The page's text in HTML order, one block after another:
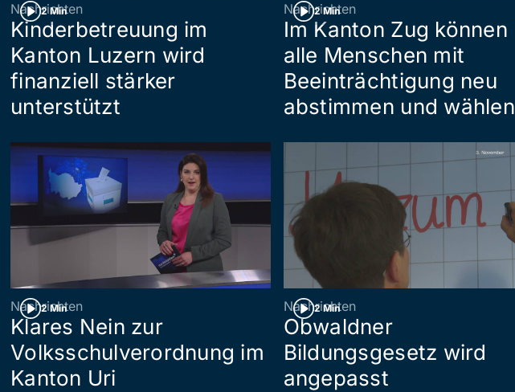
2 Min
Nachrichten
Kinderbetreuung im
Kanton Luzern wird
finanziell stärker
unterstützt
2 Min
Nachrichten
Im Kanton Zug können
alle Menschen mit
Beeinträchtigung neu
abstimmen und wählen
2 Min
Nachrichten
Klares Nein zur
Volksschulverordnung im
Kanton Uri
2 Min
Nachrichten
Obwaldner
Bildungsgesetz wird
angepasst